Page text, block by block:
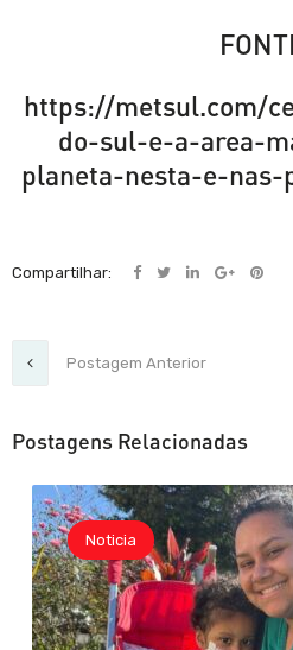
https://metsul.com/
do-sul-e-a-area-
planeta-nesta-e-
Compartilhar:
Postagem Anterior
Postagens Relacionadas
Noticia